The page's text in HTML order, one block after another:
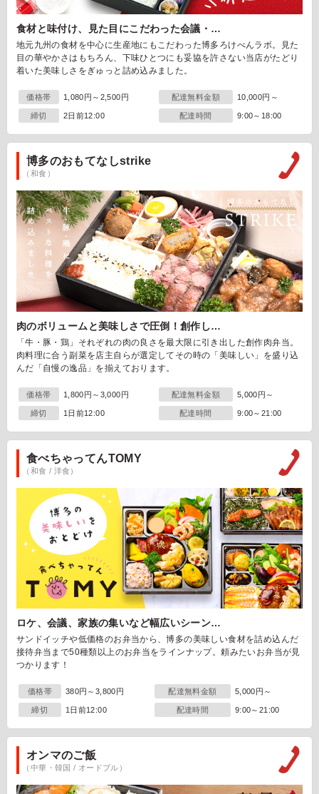
食材と味付け、見た目にこだわった会議・…
地元九州の食材を中心に生産地にもこだわった博多ろけべんラボ。見た
目の華やかさはもちろん、下味ひとつにも妥協を許さない当店がたどり
着いた美味しさをぎゅっと詰め込みました。
価格帯 1,080円～2,500円 配達無料金額 10,000円～
締切 2日前12:00 配達時間 9:00～18:00
博多のおもてなしstrike
（和食）
肉のボリュームと美味しさで圧倒！創作し…
「牛・豚・鶏」それぞれの肉の良さを最大限に引き出した創作肉弁当。
肉料理に合う副菜を店主自らが選定してその時の「美味しい」を盛り込
んだ「自慢の逸品」を揃えております。
価格帯 1,800円～3,000円 配達無料金額 5,000円～
締切 1日前12:00 配達時間 9:00～21:00
食べちゃってんTOMY
（和食 / 洋食）
ロケ、会議、家族の集いなど幅広いシーン…
サンドイッチや低価格のお弁当から、博多の美味しい食材を詰め込んだ
接待弁当まで50種類以上のお弁当をラインナップ。頼みたいお弁当が見
つかります！
価格帯 380円～3,800円 配達無料金額 5,000円～
締切 1日前12:00 配達時間 9:00～21:00
オンマのご飯
（中華・韓国 / オードブル）